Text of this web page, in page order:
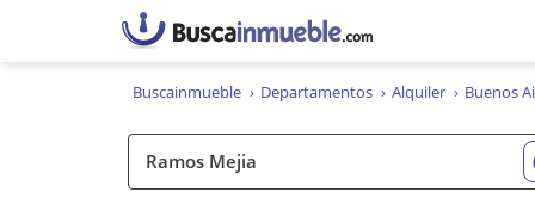
Buscainmueble Departamentos Alquiler Buenos